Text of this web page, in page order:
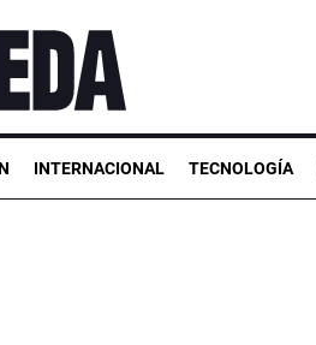
INTERNACIONAL TECNOLOGÍA